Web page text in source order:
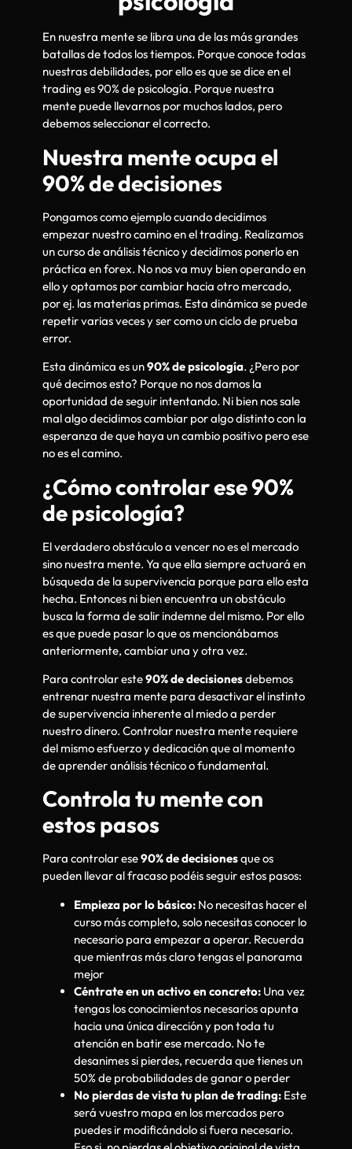
En nuestra mente se libra una de las más grandes
batallas de todos los tiempos. Porque conoce todas
nuestras debilidades, por ello es que se dice en el
trading es 90% de psicología. Porque nuestra
mente puede llevarnos por muchos lados, pero
debemos seleccionar el correcto.
Nuestra mente ocupa el
90% de decisiones
Pongamos como ejemplo cuando decidimos
empezar nuestro camino en el trading. Realizamos
un curso de análisis técnico y decidimos ponerlo en
práctica en forex. No nos va muy bien operando en
ello y optamos por cambiar hacia otro mercado,
por ej. las materias primas. Esta dinámica se puede
repetir varias veces y ser como un ciclo de prueba
error.
Esta dinámica es un90% de psicología. ¿Pero por
qué decimos esto? Porque no nos damos la
oportunidad de seguir intentando. Ni bien nos sale
mal algo decidimos cambiar por algo distinto con la
esperanza de que haya un cambio positivo pero ese
no es el camino.
¿Cómo controlar ese 90%
de psicología?
El verdadero obstáculo a vencer no es el mercado
sino nuestra mente. Ya que ella siempre actuará en
búsqueda de la supervivencia porque para ello esta
hecha. Entonces ni bien encuentra un obstáculo
busca la forma de salir indemne del mismo. Por ello
es que puede pasar lo que os mencionábamos
anteriormente, cambiar una y otra vez.
Para controlar este90% de decisionesdebemos
entrenar nuestra mente para desactivar el instinto
de supervivencia inherente al miedo a perder
nuestro dinero. Controlar nuestra mente requiere
del mismo esfuerzo y dedicación que al momento
de aprender análisis técnico o fundamental.
Controla tu mente con
estos pasos
Para controlar ese90% de decisionesque os
pueden llevar al fracaso podéis seguir estos pasos:
Empieza por lo básico: No necesitas hacer el
curso más completo, solo necesitas conocer lo
necesario para empezar a operar. Recuerda
que mientras más claro tengas el panorama
mejor
Céntrate en un activo en concreto: Una vez
tengas los conocimientos necesarios apunta
hacia una única dirección y pon toda tu
atención en batir ese mercado. No te
desanimes si pierdes, recuerda que tienes un
50% de probabilidades de ganar o perder
No pierdas de vista tu plan de trading: Este
será vuestro mapa en los mercados pero
puedes ir modificándolo si fuera necesario.